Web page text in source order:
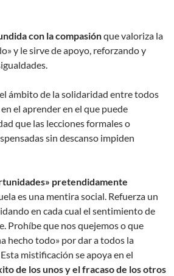
con la compasiónque valoriza la
y le sirve de apoyo, reforzando y
ámbito de la solidaridad entre todos
el aprender en el que puede
que las lecciones formales o
sin descanso impiden
pretendidamente
es una mentira social. Refuerza un
en cada cual el sentimiento de
Prohíbe que nos quejemos o que
hecho todo» por dar a todos la
mistificación se apoya en el
de los unos y el fracaso de los otros